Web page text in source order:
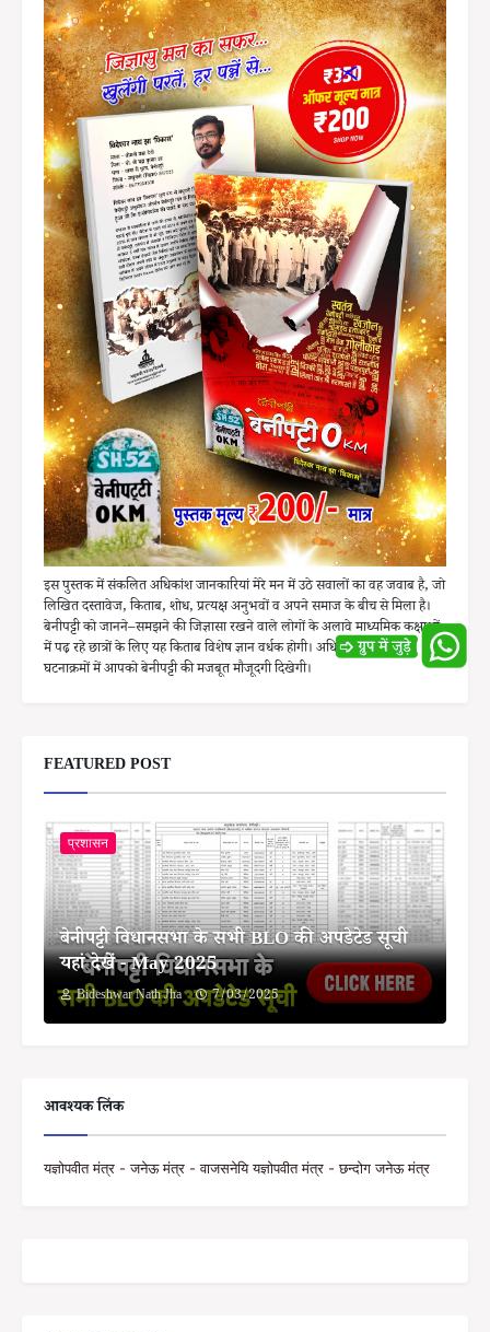
इस पुस्तक में संकलित अधिकांश जानकारियां मेरे मन में उठे सवालों का वह जवाब है, जो
लिखित दस्तावेज, किताब, शोध, प्रत्यक्ष अनुभवों व अपने समाज के बीच से मिला है।
बेनीपट्टी को जानने–समझने की जिज्ञासा रखने वाले लोगों के अलावे माध्यमिक कक्षाओं
में पढ़ रहे छात्रों के लिए यह किताब विशेष ज्ञान वर्धक होगी। अधिकांश ऐतिहासिक
घटनाक्रमों में आपको बेनीपट्टी की मजबूत मौजूदगी दिखेगी।
FEATURED POST
प्रशासन
बेनीपट्टी विधानसभा के सभी BLO की अपडेटेड सूची
यहां देखें - May 2025
Bideshwar Nath Jha 7/03/2025
आवश्यक लिंक
यज्ञोपवीत मंत्र - जनेऊ मंत्र - वाजसनेयि यज्ञोपवीत मंत्र - छन्दोग जनेऊ मंत्र